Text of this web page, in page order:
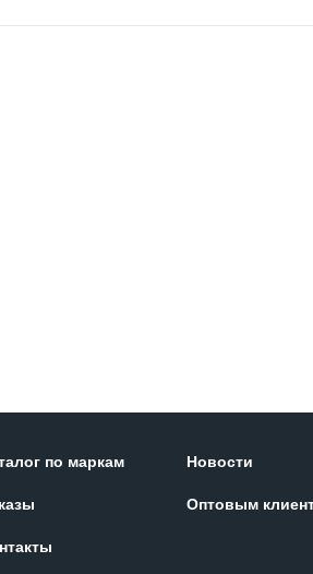
по маркам
Новости
Оптовым